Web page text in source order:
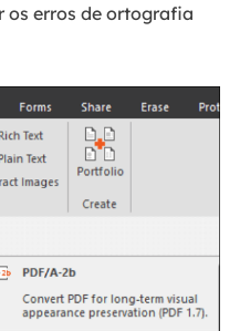
os erros de ortografia